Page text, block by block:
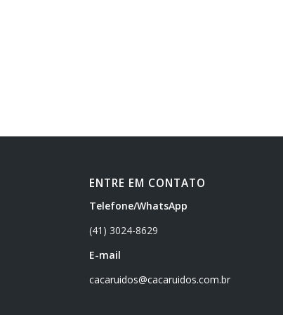
ENTRE EM CONTATO
Telefone/WhatsApp
(41) 3024-8629
E-mail
cacaruidos@cacaruidos.com.br